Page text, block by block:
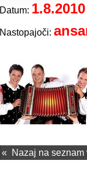
Datum: 1.8.2010
Nastopajoči:
« Nazaj na seznam